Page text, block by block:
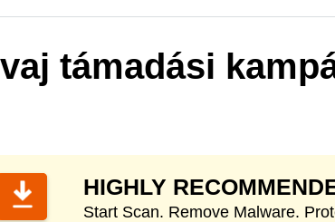
támadási
HIGHLY
Start Scan. Remove Malware.